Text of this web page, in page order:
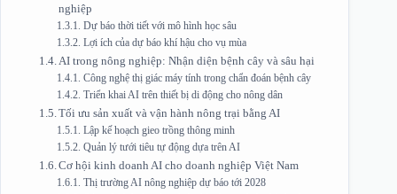
nghiệp
Dự báo thời tiết với mô hình học sâu
Lợi ích của dự báo khí hậu cho vụ mùa
AI trong nông nghiệp: Nhận diện bệnh cây và sâu hại
Công nghệ thị giác máy tính trong chẩn đoán bệnh cây
Triển khai AI trên thiết bị di động cho nông dân
Tối ưu sản xuất và vận hành nông trại bằng AI
Lập kế hoạch gieo trồng thông minh
Quản lý tưới tiêu tự động dựa trên AI
Cơ hội kinh doanh AI cho doanh nghiệp Việt Nam
Thị trường AI nông nghiệp dự báo tới 2028